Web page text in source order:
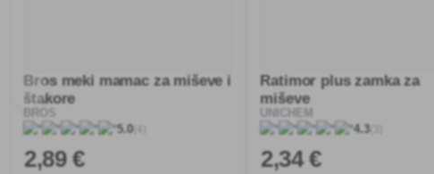
Bros meki mamac za miševe i
štakore
BROS
5.0(4)
2,89 €
Ratimor plus zamka za
miševe
UNICHEM
4.3(3)
2,34 €